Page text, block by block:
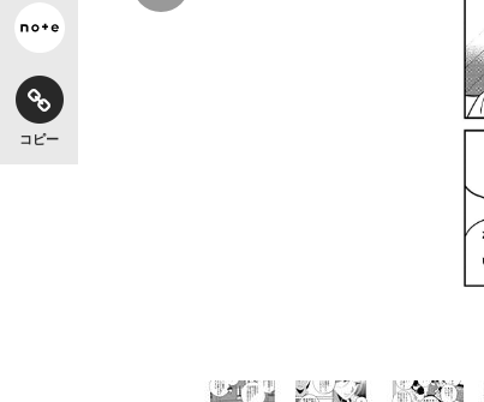
「目標達成できなかったからと言
コピー